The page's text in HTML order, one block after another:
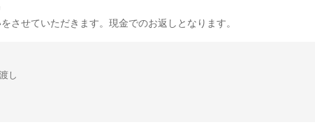
させていただきます。現金でのお返しとなります。
し